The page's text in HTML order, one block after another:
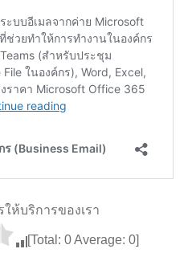
ห้บริการของเรา
[Total: 0Average: 0]